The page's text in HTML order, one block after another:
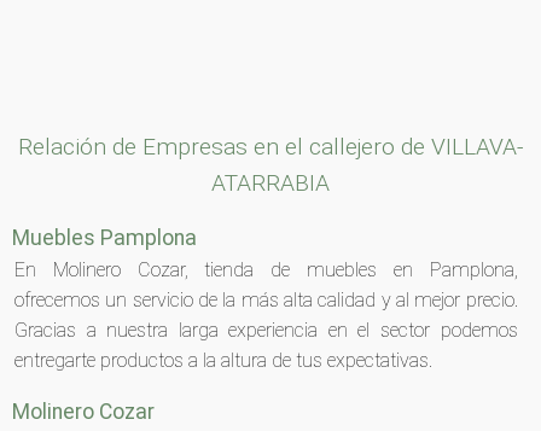
Relación de Empresas en el callejero de VILLAVA-
ATARRABIA
Muebles Pamplona
En Molinero Cozar, tienda de muebles en Pamplona,
ofrecemos un servicio de la más alta calidad y al mejor precio.
Gracias a nuestra larga experiencia en el sector podemos
entregarte productos a la altura de tus expectativas.
Molinero Cozar